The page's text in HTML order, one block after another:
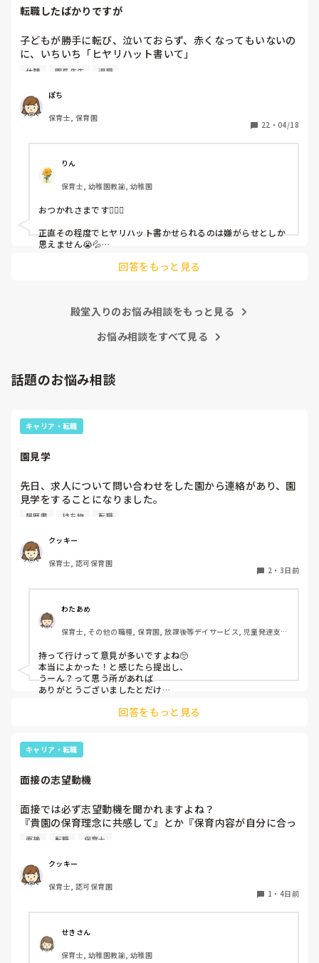
転職したばかりですが
子どもが勝手に転び、泣いておらず、赤くなってもいないの
に、いちいち「ヒヤリハット書いて」
と書かされ
（そう言う本人は書かない）
しかも、上司に↑この内容でも
ちゃんと考えて対策を練って書き込むようにと。
呼ばれて一緒に対策を考えさせられること多数
これだけで30〜40分拘束されて辛いです
皆さんの園はどうですか?
休憩 園長先生 退職
ぽち
保育士, 保育園
22 ・ 04/18
りん
保育士, 幼稚園教諭, 幼稚園
おつかれさまです🙇🏻‍♀️
正直その程度でヒヤリハット書かせられるのは嫌がらせとしか
思えません😭💦
回答をもっと見る
殿堂入りのお悩み相談をもっと見る
お悩み相談をすべて見る
話題のお悩み相談
キャリア・転職
園見学
先日、求人について問い合わせをした園から連絡があり、園
見学をすることになりました。
私としては求人に応募したという認識ですが、『園見学をご
問しましたが、見学なので特にありませんとのこと
このような場合は本当に見学だけで終了なのでしょうか？
でしょうか？
履歴書 持ち物 転職
クッキー
保育士, 認可保育園
2 ・ 3日前
わたあめ
保育士, その他の職種, 保育園, 放課後等デイサービス, 児童発達支援
持って行けって意見が多いですよね🥺
本当によかった！と感じたら提出し、
うーん？って思う所があれば
ありがとうございましたとだけ
回答をもっと見る
キャリア・転職
面接の志望動機
面接では必ず志望動機を聞かれますよね？
『貴園の保育理念に共感して』とか『保育内容が自分に合っ
てると思いました』等々が多いかと思いますが、実際はどう
私自身、園の雰囲気とか園の規模、保育内容は勘案しますが
正直なところ、家から通いやすいか、給与はどうか…という
ところに重きを置いています
皆さんは、志望動機をどのように答えていますか？また、本
音はどうですか？
面接 転職 保育士
クッキー
保育士, 認可保育園
1 ・ 4日前
せきさん
保育士, 幼稚園教諭, 幼稚園